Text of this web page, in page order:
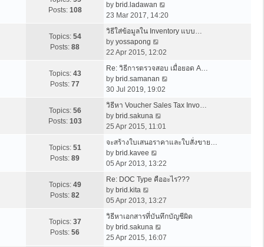
l
a
t
e
s
p
o
s
t
Posts: 108
by brid.ladawan
i
w
h
e
l
e
p
s
23 Mar 2017, 14:20
Topics: 54
Posts: 88
วิธีใส่ข้อมูลใน Inventory แบบ…
by yossapong
i
w
h
e
l
a
e
t
p
s
22 Apr 2015, 12:02
Topics: 43
Posts: 77
Re: วิธีการตรวจสอบ เมื่อยอด A…
by brid.samanan
w
e
t
e
p
30 Jul 2019, 19:02
Topics: 56
Posts: 103
วิธีหา Voucher Sales Tax Invo…
by brid.sakuna
i
w
h
e
a
e
t
25 Apr 2015, 11:01
Topics: 51
Posts: 89
จะสร้างใบเสนอราคาและใบสั่งขาย…
by brid.kavee
i
e
w
h
e
l
a
05 Apr 2013, 13:22
Topics: 49
Posts: 82
Re: DOC Type คืออะไร???
by brid.kita
i
e
w
t
h
05 Apr 2013, 13:27
Topics: 37
Posts: 56
วิธีหาเอกสารที่บันทึกบัญชีผิด
by brid.sakuna
i
25 Apr 2015, 16:07